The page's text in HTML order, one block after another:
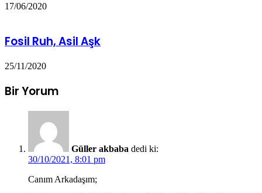
17/06/2020
Fosil Ruh, Asil Aşk
25/11/2020
Bir Yorum
Güller akbaba dedi ki:
30/10/2021, 8:01 pm
Canım Arkadaşım;